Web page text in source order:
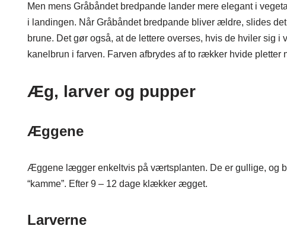
Men mens Gråbåndet bredpande lander mere elegant i
i landingen. Når Gråbåndet bredpande bliver ældre, slides
brune. Det gør også, at de lettere overses, hvis de hviler sig
kanelbrun i farven. Farven afbrydes af to rækker hvide pletter
Æg, larver og pupper
Æggene
Æggene lægger enkeltvis på værtsplanten. De er gullige, og
“kamme”. Efter 9 – 12 dage klækker ægget.
Larverne